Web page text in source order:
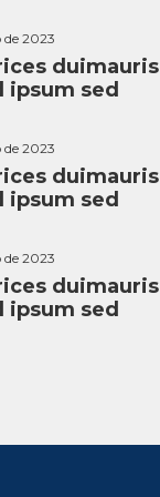
de 2023
duimauris
ipsum sed
de 2023
duimauris
ipsum sed
de 2023
duimauris
ipsum sed